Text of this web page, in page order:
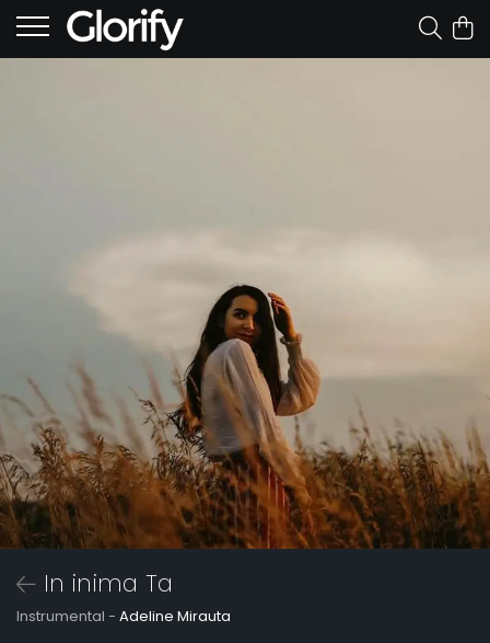
In inima Ta
Instrumental - Adeline Mirauta